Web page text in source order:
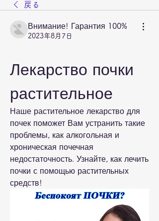
戻る
Внимание! Гарантия 100%
2023年8月7日
Лекарство почки
растительное
Наше растительное лекарство для
почек поможет Вам устранить такие
проблемы, как алкогольная и
хроническая почечная
недостаточность. Узнайте, как лечить
почки с помощью растительных
средств!